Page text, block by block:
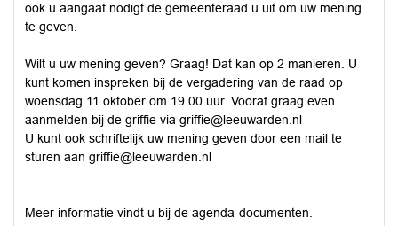
ook u aangaat nodigt de gemeenteraad u uit om uw mening
te geven.
Wilt u uw mening geven? Graag! Dat kan op 2 manieren. U
kunt komen inspreken bij de vergadering van de raad op
woensdag 11 oktober om 19.00 uur. Vooraf graag even
aanmelden bij de griffie via griffie@leeuwarden.nl
U kunt ook schriftelijk uw mening geven door een mail te
sturen aan griffie@leeuwarden.nl
Meer informatie vindt u bij de agenda-documenten.